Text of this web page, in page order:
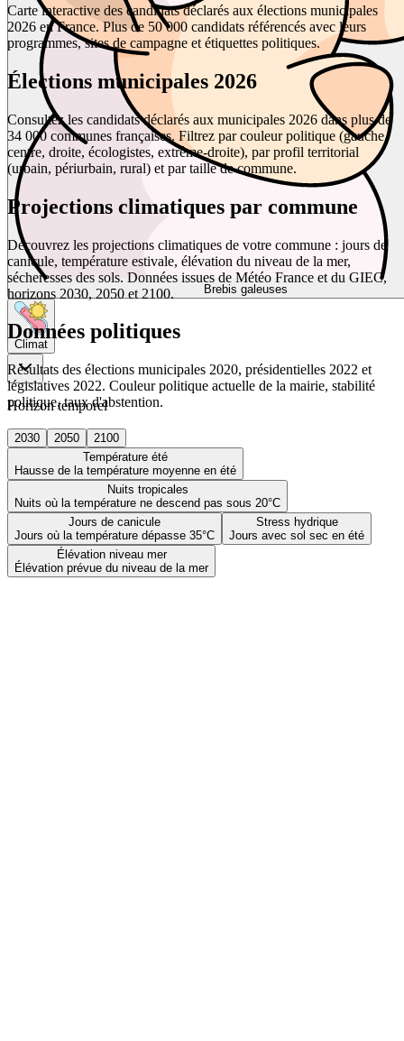
Brebis galeuses
Climat
Horizon temporel
2030 2050
2100
Température été
Hausse de la température moyenne en été
Nuits tropicales
Nuits où la température ne descend pas sous 20°C
Jours de canicule
Jours où la température dépasse 35°C
Stress hydrique
Jours avec sol sec en été
Élévation niveau mer
Élévation prévue du niveau de la mer
Carte interactive des candidats déclarés aux élections municipales
2026 en France. Plus de 50 000 candidats référencés avec leurs
programmes, sites de campagne et étiquettes politiques.
Élections municipales 2026
Consultez les candidats déclarés aux municipales 2026 dans plus de
34 000 communes françaises. Filtrez par couleur politique (gauche,
centre, droite, écologistes, extrême-droite), par profil territorial
(urbain, périurbain, rural) et par taille de commune.
Projections climatiques par commune
Découvrez les projections climatiques de votre commune : jours de
canicule, température estivale, élévation du niveau de la mer,
sécheresses des sols. Données issues de Météo France et du GIEC,
horizons 2030, 2050 et 2100.
Données politiques
Résultats des élections municipales 2020, présidentielles 2022 et
législatives 2022. Couleur politique actuelle de la mairie, stabilité
politique, taux d'abstention.